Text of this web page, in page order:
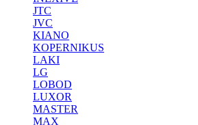
JTC
JVC
KIANO
KOPERNIKUS
LAKI
LG
LOBOD
LUXOR
MASTER
MAX